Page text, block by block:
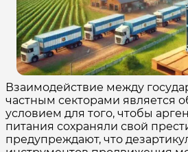
Взаимодействие между
частным секторами является
условием для того, чтобы
питания сохраняли свой
предупреждают, что